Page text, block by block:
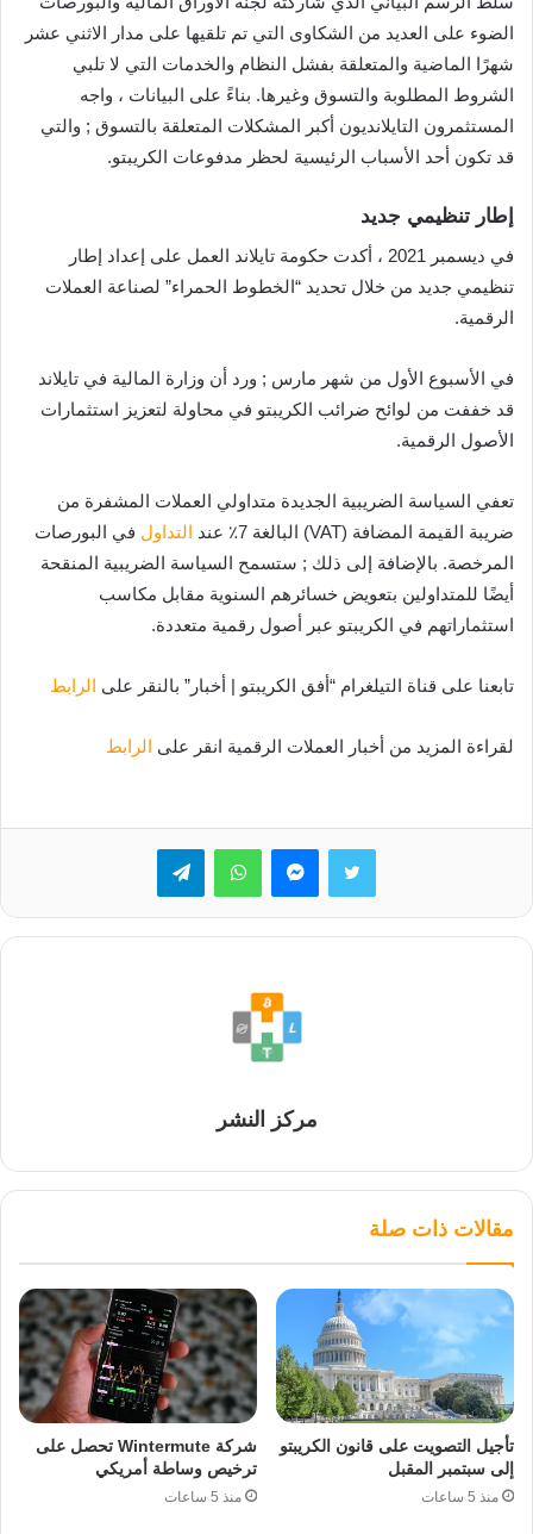
الضوء على العديد من الشكاوى التي تم تلقيها على مدار الاثني عشر
شهرًا الماضية والمتعلقة بفشل النظام والخدمات التي لا تلبي
الشروط المطلوبة والتسوق وغيرها. بناءً على البيانات ، واجه
المستثمرون التايلانديون أكبر المشكلات المتعلقة بالتسوق ; والتي
قد تكون أحد الأسباب الرئيسية لحظر مدفوعات الكريبتو.
إطار تنظيمي جديد
في ديسمبر 2021 ، أكدت حكومة تايلاند العمل على إعداد إطار
تنظيمي جديد من خلال تحديد “الخطوط الحمراء” لصناعة العملات
الرقمية.
في الأسبوع الأول من شهر مارس ; ورد أن وزارة المالية في تايلاند
قد خففت من لوائح ضرائب الكريبتو في محاولة لتعزيز استثمارات
الأصول الرقمية.
تعفي السياسة الضريبية الجديدة متداولي العملات المشفرة من
ضريبة القيمة المضافة (VAT) البالغة 7٪ عند
التداول في البورصات
المرخصة. بالإضافة إلى ذلك ; ستسمح السياسة الضريبية المنقحة
أيضًا للمتداولين بتعويض خسائرهم السنوية مقابل مكاسب
استثماراتهم في الكريبتو عبر أصول رقمية متعددة.
تابعنا على قناة التيلغرام “أفق الكريبتو | أخبار” بالنقر على الرابط
لقراءة المزيد من أخبار العملات الرقمية انقر على الرابط
تويتر ماسنجرواتساب تيلقرام
مركز النشر
مقالات ذات صلة
تأجيل التصويت على قانون الكريبتو
إلى سبتمبر المقبل
منذ 5 ساعات
شركة Wintermute تحصل على
ترخيص وساطة أمريكي
منذ 5 ساعات